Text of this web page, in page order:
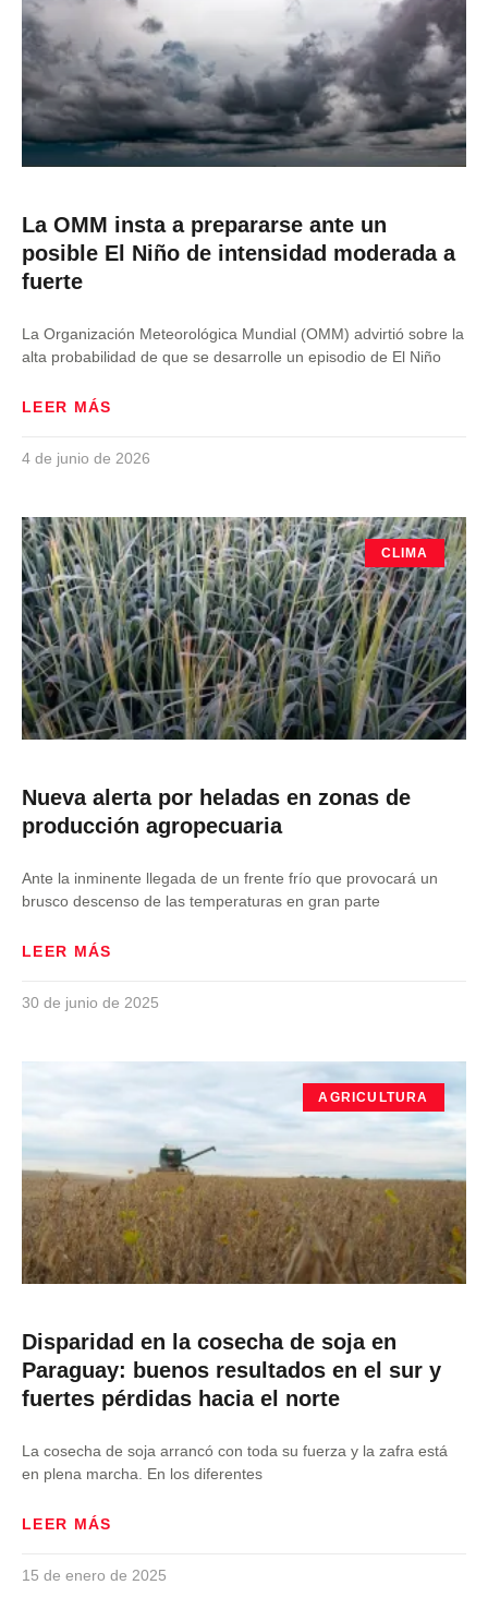
La OMM insta a prepararse ante un
posible El Niño de intensidad moderada a
fuerte
La Organización Meteorológica Mundial (OMM) advirtió sobre la
alta probabilidad de que se desarrolle un episodio de El Niño
LEER MÁS
4 de junio de 2026
CLIMA
Nueva alerta por heladas en zonas de
producción agropecuaria
Ante la inminente llegada de un frente frío que provocará un
brusco descenso de las temperaturas en gran parte
LEER MÁS
30 de junio de 2025
AGRICULTURA
Disparidad en la cosecha de soja en
Paraguay: buenos resultados en el sur y
fuertes pérdidas hacia el norte
La cosecha de soja arrancó con toda su fuerza y la zafra está
en plena marcha. En los diferentes
LEER MÁS
15 de enero de 2025